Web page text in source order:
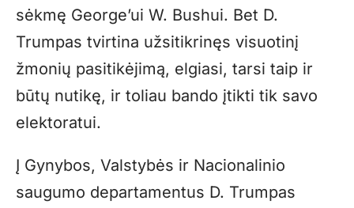
sėkmę George’ui W. Bushui. Bet D.
Trumpas tvirtina užsitikrinęs visuotinį
žmonių pasitikėjimą, elgiasi, tarsi taip ir
būtų nutikę, ir toliau bando įtikti tik savo
elektoratui.
Į Gynybos, Valstybės ir Nacionalinio
saugumo departamentus D. Trumpas